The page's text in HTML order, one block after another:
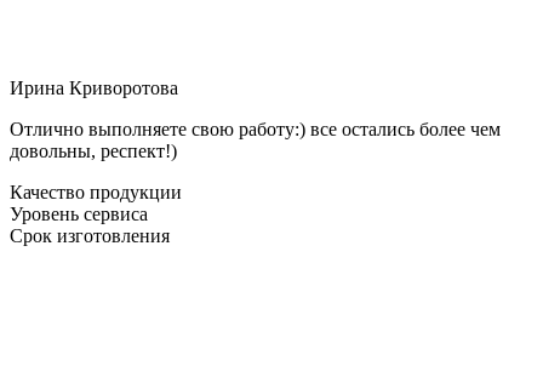
Ирина Криворотова
Отлично выполняете свою работу:) все остались более чем
довольны, респект!)
Качество продукции
Уровень сервиса
Срок изготовления